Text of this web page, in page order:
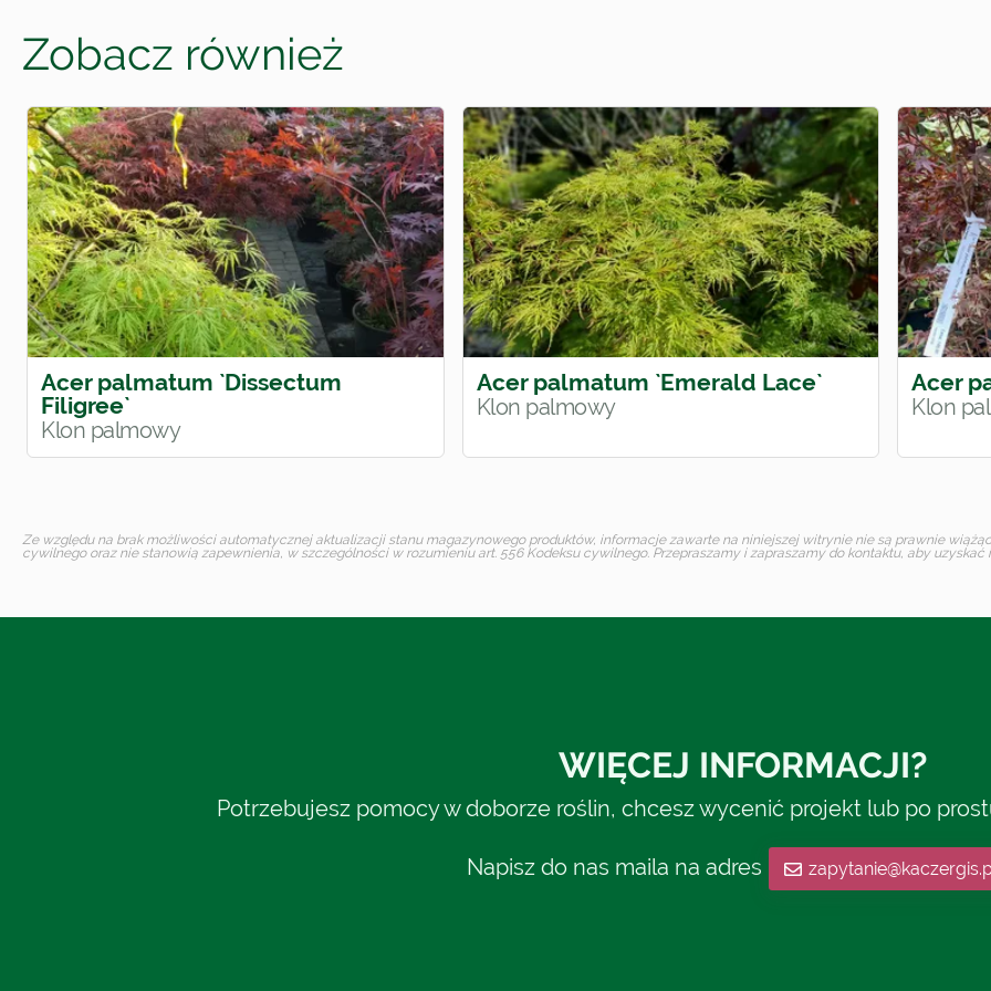
Zobacz również
Acer palmatum `Dissectum
Filigree`
Klon palmowy
Acer palmatum `Emerald Lace`
Klon palmowy
Acer
Klon
Ze względu na brak możliwości automatycznej aktualizacji stanu magazynowego produktów, informacje zawarte na niniejszej witrynie nie są prawnie
cywilnego oraz nie stanowią zapewnienia, w szczególności w rozumieniu art. 556 Kodeksu cywilnego. Przepraszamy i zapraszamy do kontaktu, aby
WIĘCEJ INFORMACJI?
Potrzebujesz pomocy w doborze roślin, chcesz wycenić projekt lub po
Napisz do nas maila na adres